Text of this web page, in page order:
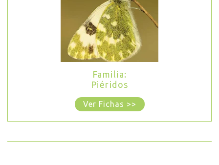
Familia:
Piéridos
Ver Fichas >>